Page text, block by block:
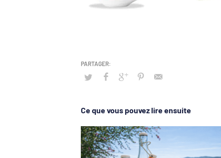
Ce que vous pouvez lire ensuite